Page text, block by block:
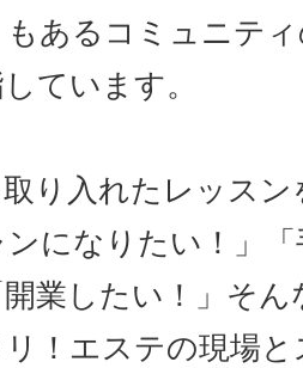
もあるコミュニテ
ています。
り入れたレッスン
になりたい！」
業したい！」そ
！エステの現場